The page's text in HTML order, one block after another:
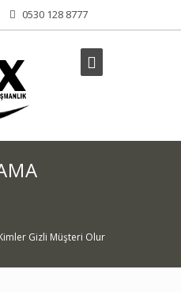
0530 128 8777
Gizli Müşteri Olur